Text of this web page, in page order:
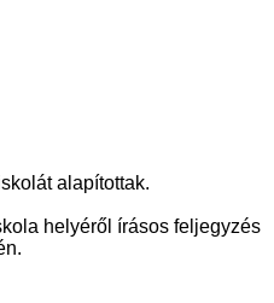
alapítottak.
helyéről írásos feljegyzés